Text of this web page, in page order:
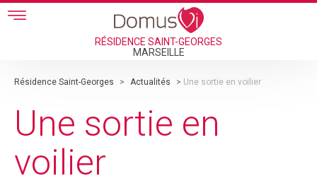
Skip to main content
RÉSIDENCE SAINT-GEORGES
MARSEILLE
Résidence Saint-Georges > Actualités > Une sortie en voilier
Une sortie en
voilier